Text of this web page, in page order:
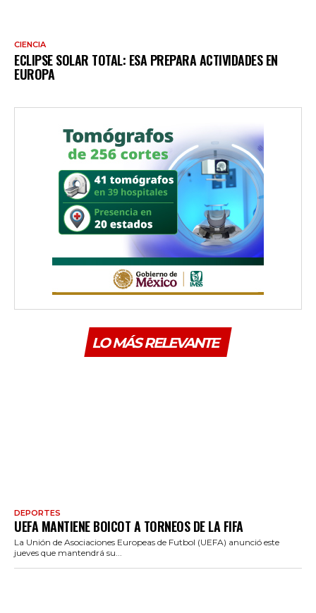
CIENCIA
ECLIPSE SOLAR TOTAL: ESA PREPARA ACTIVIDADES EN
EUROPA
LO MÁS RELEVANTE
DEPORTES
UEFA MANTIENE BOICOT A TORNEOS DE LA FIFA
La Unión de Asociaciones Europeas de Futbol (UEFA) anunció este
jueves que mantendrá su...